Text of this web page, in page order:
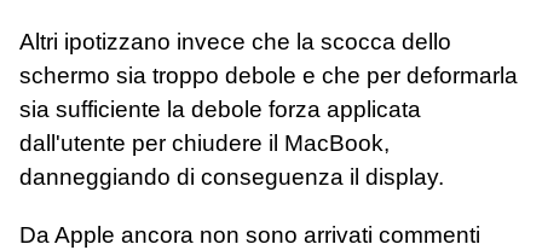
Altri ipotizzano invece che la scocca dello
schermo sia troppo debole e che per deformarla
sia sufficiente la debole forza applicata
dall'utente per chiudere il MacBook,
danneggiando di conseguenza il display.
Da Apple ancora non sono arrivati commenti